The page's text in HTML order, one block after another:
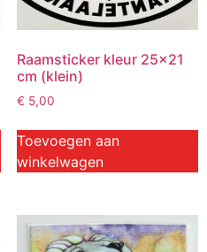
Raamsticker kleur 25×21
cm (klein)
€ 5,00
Toevoegen aan
winkelwagen